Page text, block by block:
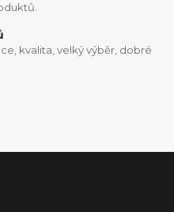
kvalita, velký výběr, dobré